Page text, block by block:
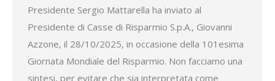
Presidente Sergio Mattarella ha inviato al
Presidente di Casse di Risparmio S.p.A., Giovanni
Azzone, il 28/10/2025, in occasione della 101esima
Giornata Mondiale del Risparmio. Non facciamo una
sintesi, per evitare che sia interpretata come